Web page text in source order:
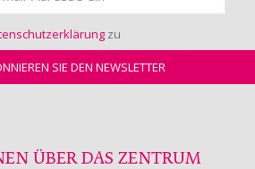
zu
ÜBER DAS ZENTRUM